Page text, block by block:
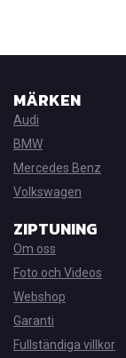
MÄRKEN
Audi
BMW
Mercedes Benz
Volkswagen
ZIPTUNING
Om oss
Foto och Videos
Webshop
Garanti
Fullständiga villkor